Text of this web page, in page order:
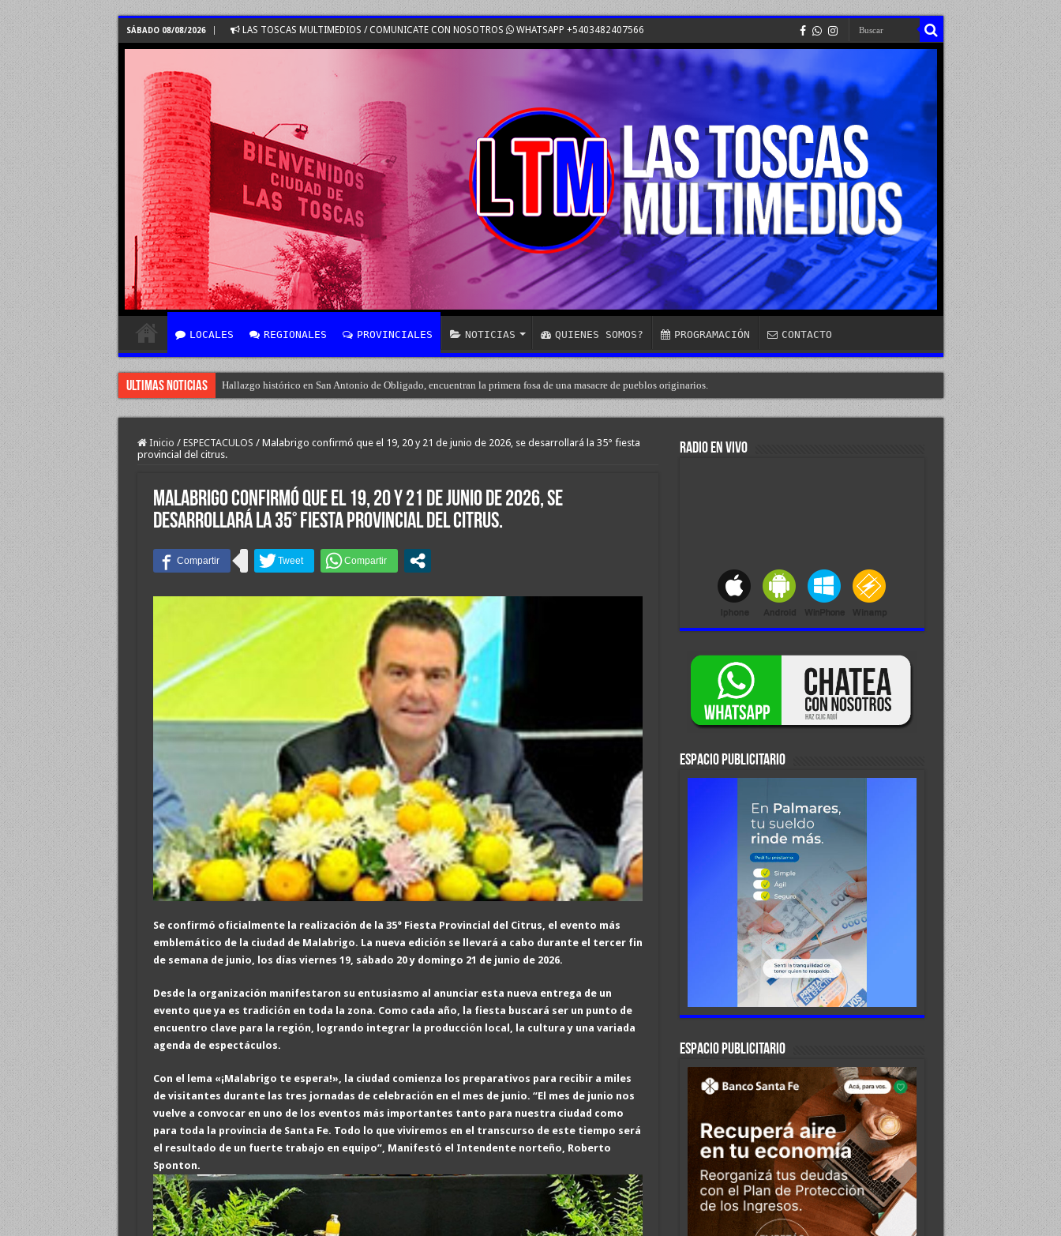
SÁBADO 08/08/2026 LAS TOSCAS MULTIMEDIOS / COMUNICATE CON NOSOTROS WHATSAPP +5403482407566
LOCALES REGIONALES PROVINCIALES NOTICIAS QUIENES SOMOS? PROGRAMACIÓN CONTACTO
Ultimas Noticias Hallazgo histórico en San Antonio de Obligado, encuentran la primera fosa de una masacre de pueblos originarios.
Inicio / ESPECTACULOS / Malabrigo confirmó que el 19, 20 y 21 de junio de 2026, se desarrollará la 35° fiesta
provincial del citrus.
Malabrigo confirmó que el 19, 20 y 21 de junio de 2026, se
desarrollará la 35° fiesta provincial del citrus.
Se confirmó oficialmente la realización de la 35° Fiesta Provincial del Citrus, el evento más
emblemático de la ciudad de Malabrigo. La nueva edición se llevará a cabo durante el tercer fin
de semana de junio, los días viernes 19, sábado 20 y domingo 21 de junio de 2026.
Desde la organización manifestaron su entusiasmo al anunciar esta nueva entrega de un
evento que ya es tradición en toda la zona. Como cada año, la fiesta buscará ser un punto de
encuentro clave para la región, logrando integrar la producción local, la cultura y una variada
agenda de espectáculos.
Con el lema «¡Malabrigo te espera!», la ciudad comienza los preparativos para recibir a miles
de visitantes durante las tres jornadas de celebración en el mes de junio. “El mes de junio nos
vuelve a convocar en uno de los eventos más importantes tanto para nuestra ciudad como
para toda la provincia de Santa Fe. Todo lo que viviremos en el transcurso de este tiempo será
el resultado de un fuerte trabajo en equipo”, Manifestó el Intendentenorteño, Roberto
Sponton.
RADIO EN VIVO
ESPACIO PUBLICITARIO
ESPACIO PUBLICITARIO